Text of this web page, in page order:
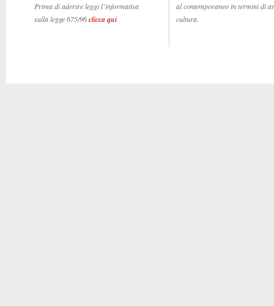
Prima di aderire leggi l’informativa
sulla legge 675/96clicca qui
al contemporaneo in termini di
cultura.